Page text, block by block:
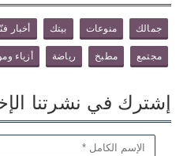
جمالك منوعات بيتك أخبار
مجتمع مطبخ رياضة أزياء
إشترك في نشرتنا